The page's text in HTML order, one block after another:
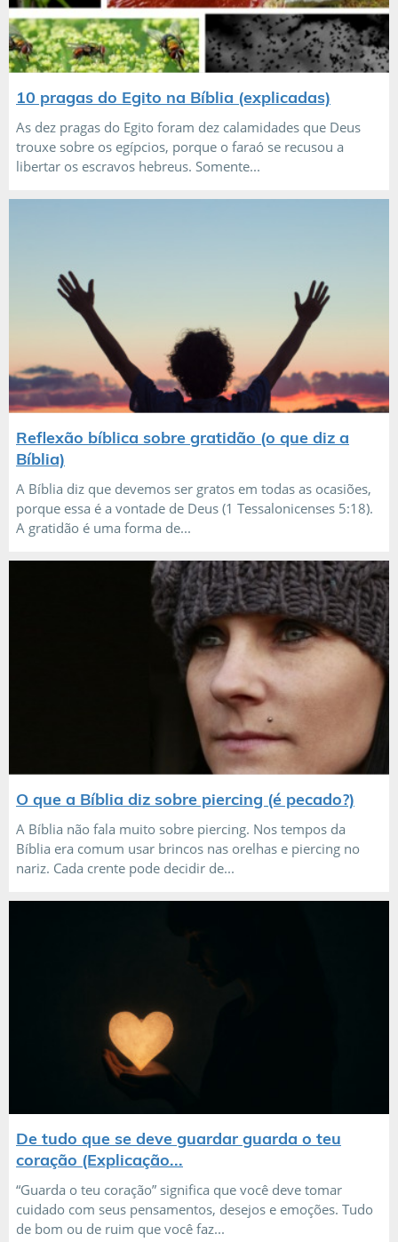
10 pragas do Egito na Bíblia (explicadas)
As dez pragas do Egito foram dez calamidades que Deus
trouxe sobre os egípcios, porque o faraó se recusou a
libertar os escravos hebreus. Somente...
Reflexão bíblica sobre gratidão (o que diz a
Bíblia)
A Bíblia diz que devemos ser gratos em todas as ocasiões,
porque essa é a vontade de Deus (1 Tessalonicenses 5:18).
A gratidão é uma forma de...
O que a Bíblia diz sobre piercing (é pecado?)
A Bíblia não fala muito sobre piercing. Nos tempos da
Bíblia era comum usar brincos nas orelhas e piercing no
nariz. Cada crente pode decidir de...
De tudo que se deve guardar guarda o teu
coração (Explicação...
“Guarda o teu coração” significa que você deve tomar
cuidado com seus pensamentos, desejos e emoções. Tudo
de bom ou de ruim que você faz...